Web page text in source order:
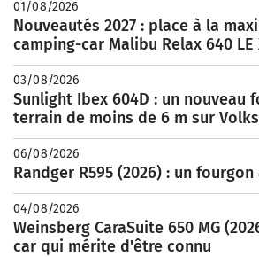
01/08/2026
Nouveautés 2027 : place à la
camping-car Malibu Relax 640 LE
03/08/2026
Sunlight Ibex 604D : un nouveau
terrain de moins de 6 m sur
06/08/2026
Randger R595 (2026) : un
04/08/2026
Weinsberg CaraSuite 650 MG
car qui mérite d'être connu